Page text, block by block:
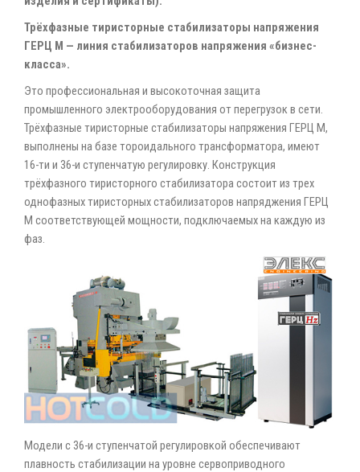
Трёхфазные тиристорные стабилизаторы напряжения
ГЕРЦ М — линия стабилизаторов напряжения «бизнес-
класса».
Это профессиональная и высокоточная защита
промышленного электрооборудования от перегрузок в сети.
Трёхфазные тиристорные стабилизаторы напряжения ГЕРЦ М,
выполнены на базе тороидального трансформатора, имеют
16-ти и 36-и ступенчатую регулировку. Конструкция
трёхфазного тиристорного стабилизатора состоит из трех
однофазных тиристорных стабилизаторов напряджения ГЕРЦ
М соответствующей мощности, подключаемых на каждую из
фаз.
Модели с 36-и ступенчатой регулировкой обеспечивают
плавность стабилизации на уровне сервоприводного